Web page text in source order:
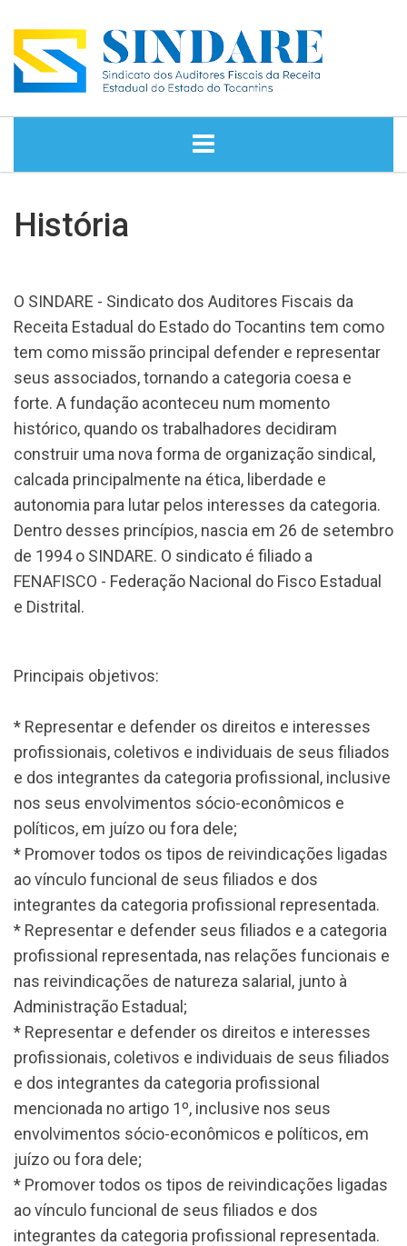
NOTÍCIAS
HISTÓRIA
ASSESSORIA JURÍDICA
CAFÉ COM LEIS
CONTATO
História
O SINDARE - Sindicato dos Auditores Fiscais da
Receita Estadual do Estado do Tocantins tem como
tem como missão principal defender e representar
seus associados, tornando a categoria coesa e
forte. A fundação aconteceu num momento
histórico, quando os trabalhadores decidiram
construir uma nova forma de organização sindical,
calcada principalmente na ética, liberdade e
autonomia para lutar pelos interesses da categoria.
Dentro desses princípios, nascia em 26 de setembro
de 1994 o SINDARE. O sindicato é filiado a
FENAFISCO - Federação Nacional do Fisco Estadual
e Distrital.
Principais objetivos:
* Representar e defender os direitos e interesses
profissionais, coletivos e individuais de seus filiados
e dos integrantes da categoria profissional, inclusive
nos seus envolvimentos sócio-econômicos e
políticos, em juízo ou fora dele;
* Promover todos os tipos de reivindicações ligadas
ao vínculo funcional de seus filiados e dos
integrantes da categoria profissional representada.
* Representar e defender seus filiados e a categoria
profissional representada, nas relações funcionais e
nas reivindicações de natureza salarial, junto à
Administração Estadual;
* Representar e defender os direitos e interesses
profissionais, coletivos e individuais de seus filiados
e dos integrantes da categoria profissional
mencionada no artigo 1º, inclusive nos seus
envolvimentos sócio-econômicos e políticos, em
juízo ou fora dele;
* Promover todos os tipos de reivindicações ligadas
ao vínculo funcional de seus filiados e dos
integrantes da categoria profissional representada.